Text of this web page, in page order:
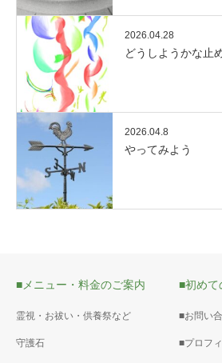
2026.04.28
どうしようかな止
2026.04.8
やってみよう
■メニュー・料金のご案内
霊視・お祓い・供養祭など
守護石
■初め
■お問い
■プロフ